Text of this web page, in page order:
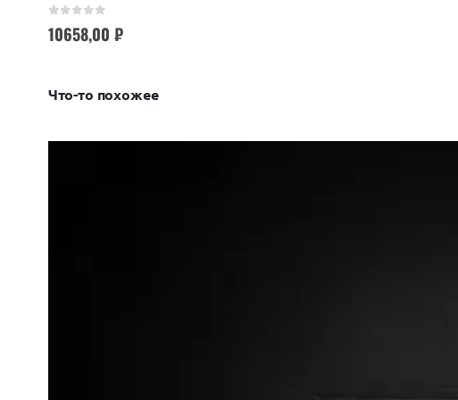
10658,00 ₽
Что-то похожее